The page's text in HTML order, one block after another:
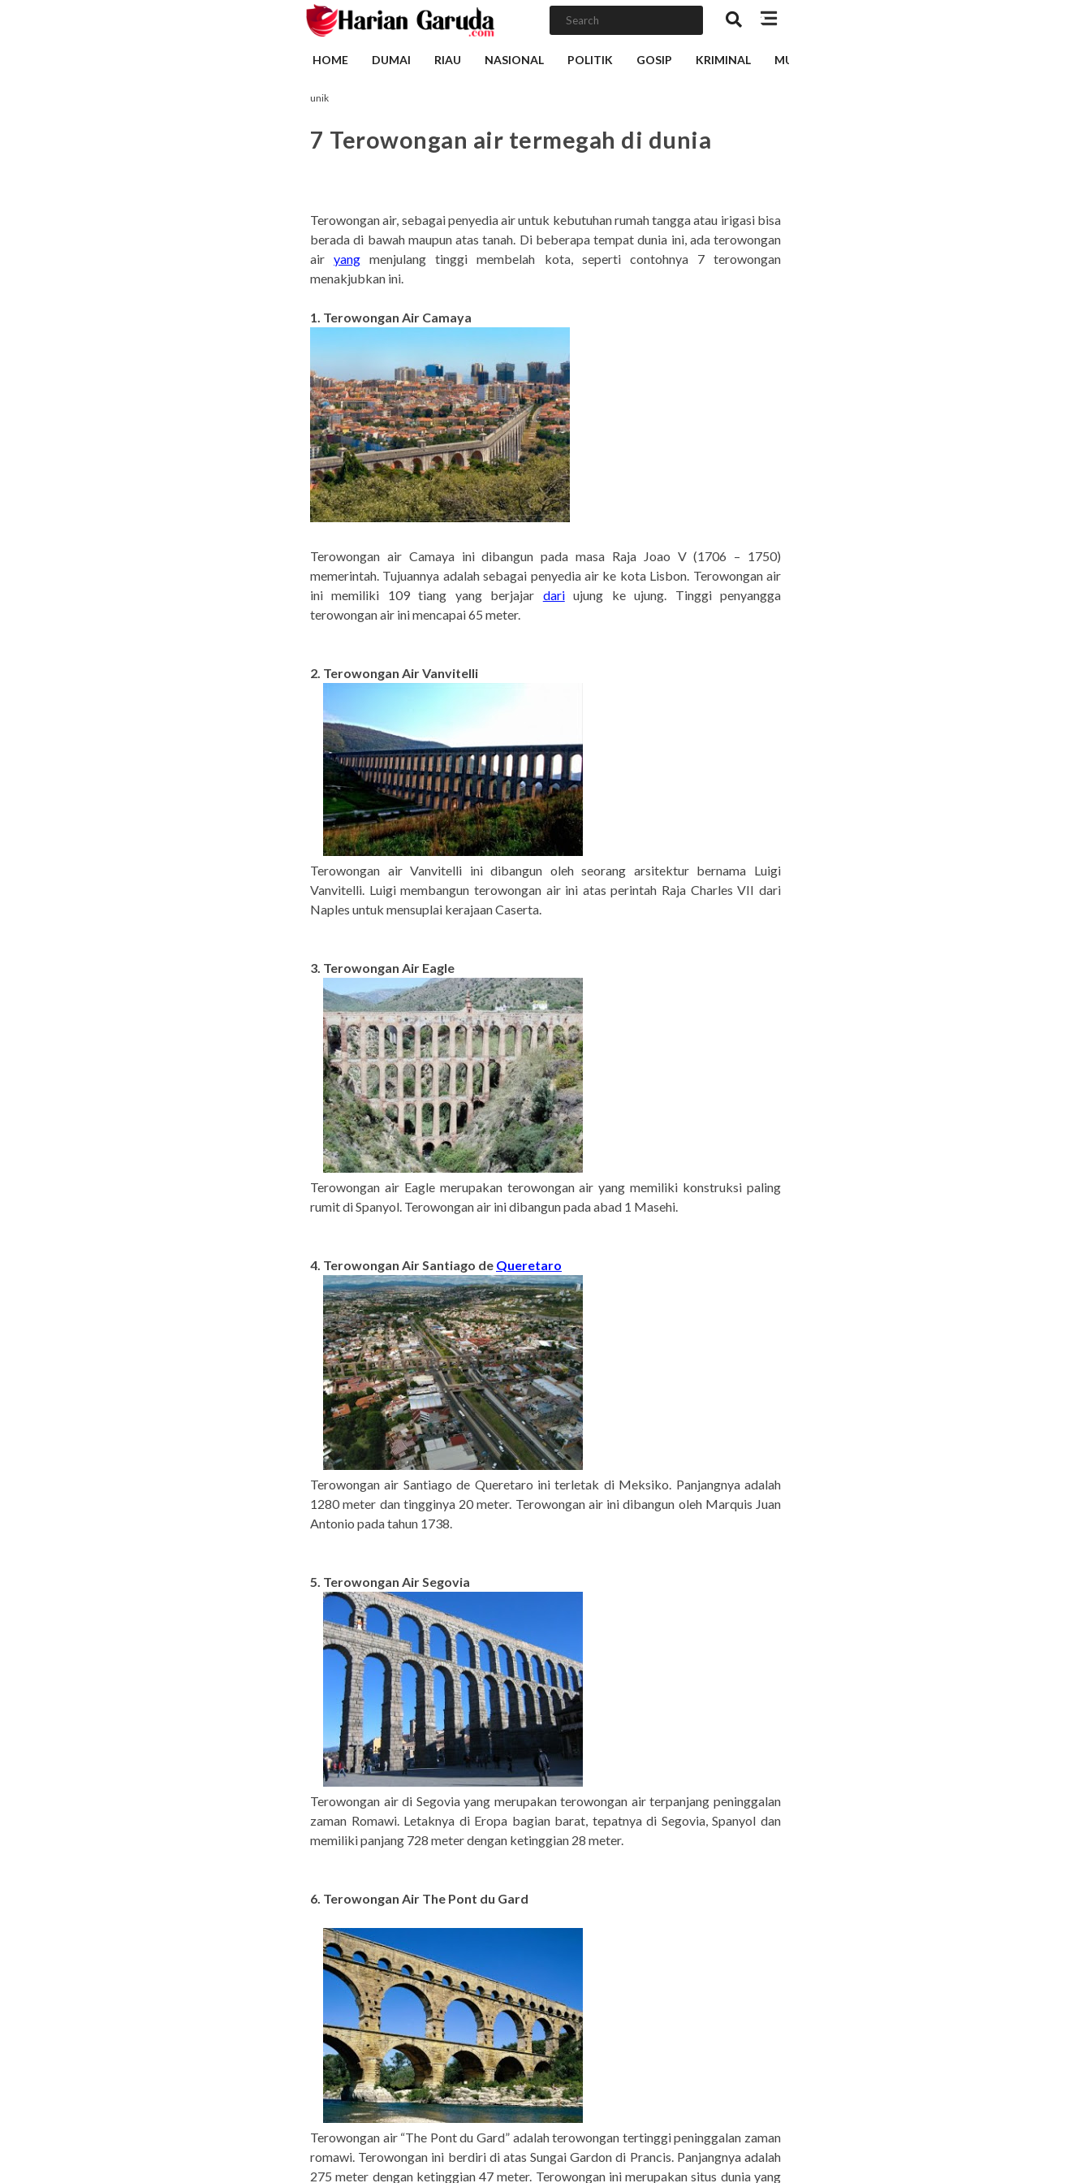
HOME DUMAI RIAU NASIONAL POLITIK GOSIP KRIMINAL MUSIK
unik
7 Terowongan air termegah di dunia
Terowongan air, sebagai penyedia air untuk kebutuhan rumah tangga atau irigasi bisa
berada di bawah maupun atas tanah. Di beberapa tempat dunia ini, ada terowongan
airyang menjulang tinggi membelah kota, seperti contohnya 7 terowongan
menakjubkan ini.
1. Terowongan Air Camaya
Terowongan air Camaya ini dibangun pada masa Raja Joao V (1706 – 1750)
memerintah. Tujuannya adalah sebagai penyedia air ke kota Lisbon. Terowongan air
ini memiliki 109 tiang yang berjajar dariujung ke ujung. Tinggi penyangga
terowongan air ini mencapai 65 meter.
2. Terowongan Air Vanvitelli
Terowongan air Vanvitelli ini dibangun oleh seorang arsitektur bernama Luigi
Vanvitelli. Luigi membangun terowongan air ini atas perintah Raja Charles VII dari
Naples untuk mensuplai kerajaan Caserta.
3. Terowongan Air Eagle
Terowongan air Eagle merupakan terowongan air yang memiliki konstruksi paling
rumit di Spanyol. Terowongan air ini dibangun pada abad 1 Masehi.
4. Terowongan Air Santiago de Queretaro
Terowongan air Santiago de Queretaro ini terletak di Meksiko. Panjangnya adalah
1280 meter dan tingginya 20 meter. Terowongan air ini dibangun oleh Marquis Juan
Antonio pada tahun 1738.
5. Terowongan Air Segovia
Terowongan air di Segovia yang merupakan terowongan air terpanjang peninggalan
zaman Romawi. Letaknya di Eropa bagian barat, tepatnya di Segovia, Spanyol dan
memiliki panjang 728 meter dengan ketinggian 28 meter.
6. Terowongan Air The Pont du Gard
Terowongan air “The Pont du Gard” adalah terowongan tertinggi peninggalan zaman
romawi. Terowongan ini berdiri di atas Sungai Gardon di Prancis. Panjangnya adalah
275 meter dengan ketinggian 47 meter. Terowongan ini merupakan situs dunia yang